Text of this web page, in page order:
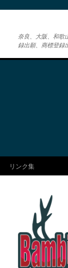
奈良、大阪、和歌
録出願、商標登録
リンク集